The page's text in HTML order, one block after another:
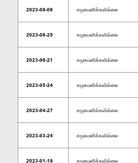
2023-09-08 சமூகமளிக்கவில்லை
2023-08-25 சமூகமளிக்கவில்லை
2023-06-21 சமூகமளிக்கவில்லை
2023-05-24 சமூகமளிக்கவில்லை
2023-04-27 சமூகமளிக்கவில்லை
2023-03-24 சமூகமளிக்கவில்லை
2023-01-19 சமூகமளிக்கவில்லை